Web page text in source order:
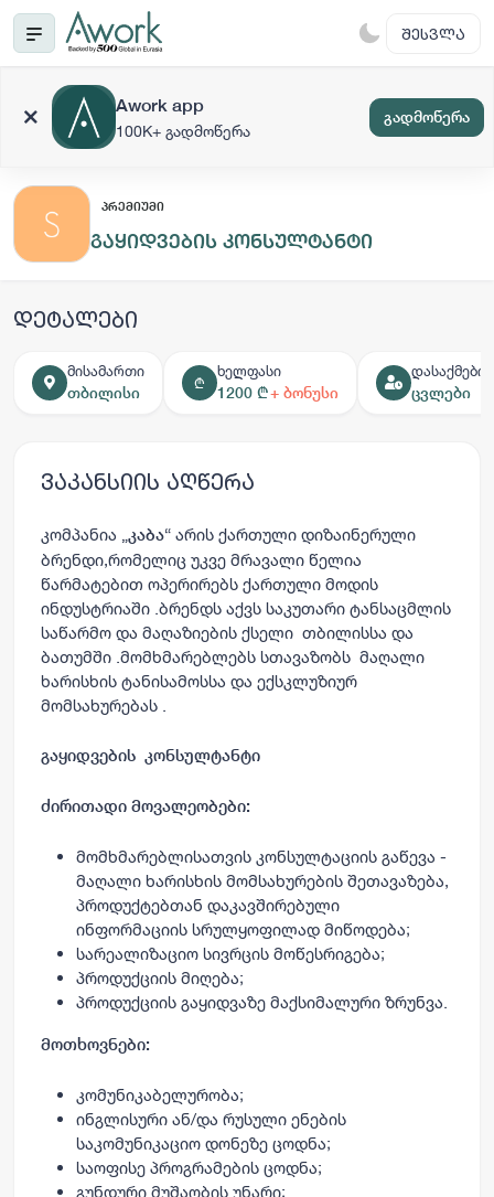
ᲨᲔᲡᲕᲚᲐ
Awork app
100K+ გადმოწერა
გადმოწერა
ᲞᲠᲔᲛᲘᲣᲛᲘ
გაყიდვების კონსულტანტი
დეტალები
მისამართი
თბილისი
₾
ხელფასი
1200 ₾+ ბონუსი
ცვლები
ვაკანსიის აღწერა
კომპანია „კაბა“ არის ქართული დიზაინერული
ბრენდი,რომელიც უკვე მრავალი წელია
წარმატებით ოპერირებს ქართული მოდის
ინდუსტრიაში .ბრენდს აქვს საკუთარი ტანსაცმლის
საწარმო და მაღაზიების ქსელი თბილისსა და
ბათუმში .მომხმარებლებს სთავაზობს მაღალი
ხარისხის ტანისამოსსა და ექსკლუზიურ
მომსახურებას .
გაყიდვების კონსულტანტი
ძირითადი მოვალეობები:
მომხმარებლისათვის კონსულტაციის გაწევა -
მაღალი ხარისხის მომსახურების შეთავაზება,
პროდუქტებთან დაკავშირებული
ინფორმაციის სრულყოფილად მიწოდება;
სარეალიზაციო სივრცის მოწესრიგება;
პროდუქციის მიღება;
პროდუქციის გაყიდვაზე მაქსიმალური ზრუნვა.
მოთხოვნები:
კომუნიკაბელურობა;
ინგლისური ან/და რუსული ენების
საკომუნიკაციო დონეზე ცოდნა;
საოფისე პროგრამების ცოდნა;
გუნდური მუშაობის უნარი;